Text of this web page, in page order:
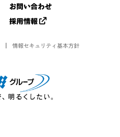
お問い合わせ
採用情報
情報セキュリティ基本方針